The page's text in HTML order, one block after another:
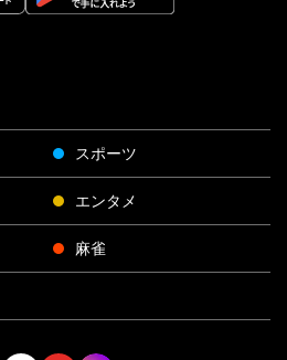
スポーツ
エンタメ
麻雀